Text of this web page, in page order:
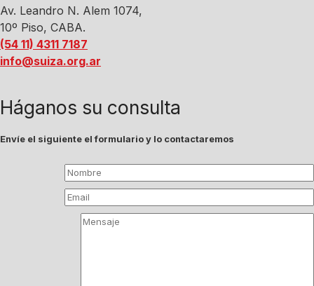
Av. Leandro N. Alem 1074,
10º Piso, CABA.
(54 11) 4311 7187
info@suiza.org.ar
Háganos su consulta
Envíe el siguiente el formulario y lo contactaremos